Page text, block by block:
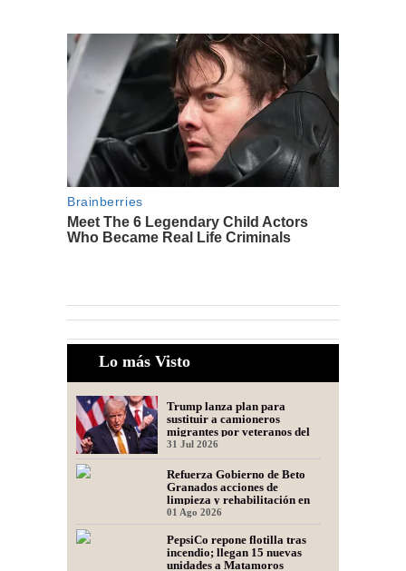
Lo más Visto
Trump lanza plan para
sustituir a camioneros
migrantes por veteranos del
Ejército
31 Jul 2026
Refuerza Gobierno de Beto
Granados acciones de
limpieza y rehabilitación en
Los Presidentes
01 Ago 2026
PepsiCo repone flotilla tras
incendio; llegan 15 nuevas
unidades a Matamoros